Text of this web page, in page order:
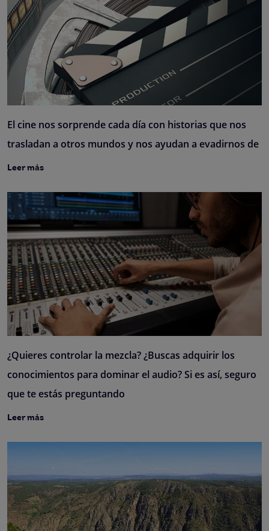
El cine nos sorprende cada día con historias que nos
trasladan a otros mundos y nos ayudan a evadirnos de
Leer más
¿Quieres controlar la mezcla? ¿Buscas adquirir los
conocimientos para dominar el audio? Si es así, seguro
que te estás preguntando
Leer más